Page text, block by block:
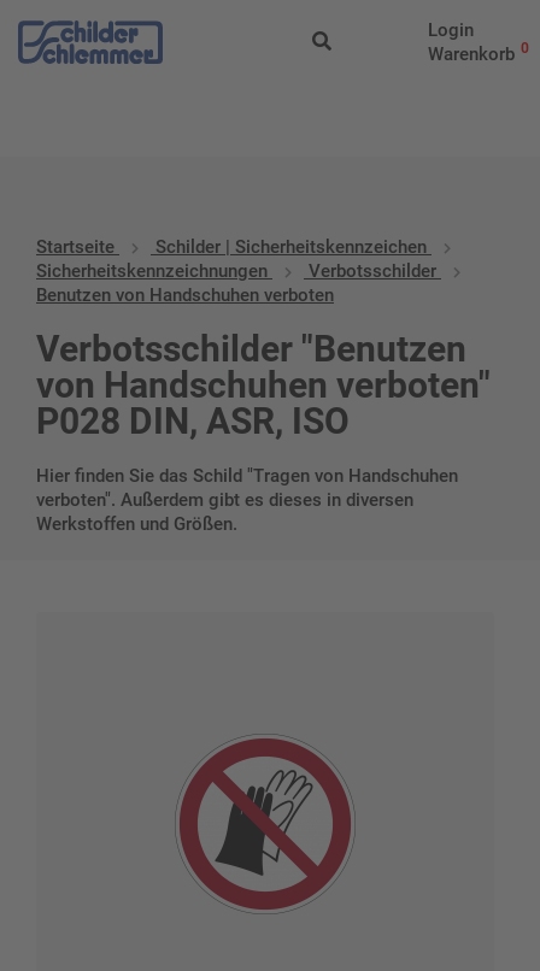
Login
Warenkorb 0
Sicherheitskennzeichen
Sicherheitskennzeichnungen/
von Handschuhen verboten
Startseite
Schilder | Sicherheitskennzeichen
Sicherheitskennzeichnungen
Verbotsschilder
Benutzen von Handschuhen verboten
Verbotsschilder "Benutzen
von Handschuhen verboten"
P028 DIN, ASR, ISO
Hier finden Sie das Schild "Tragen von Handschuhen
verboten". Außerdem gibt es dieses in diversen
Werkstoffen und Größen.